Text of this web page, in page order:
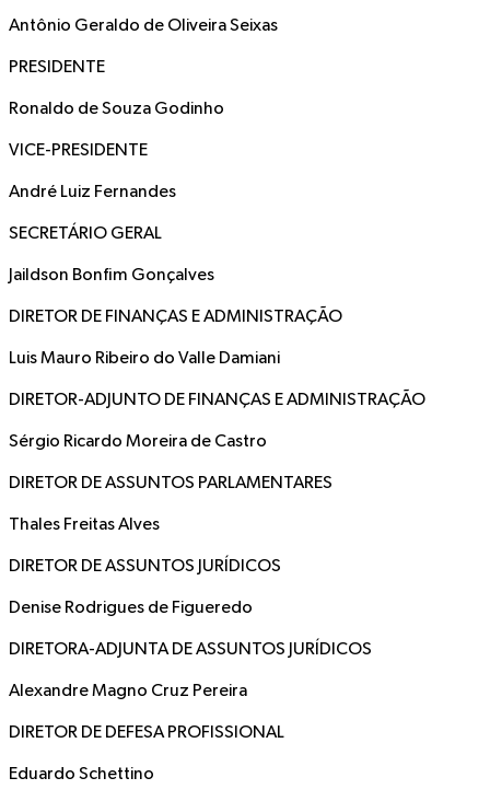
Antônio Geraldo de Oliveira Seixas
PRESIDENTE
Ronaldo de Souza Godinho
VICE-PRESIDENTE
André Luiz Fernandes
SECRETÁRIO GERAL
Jaildson Bonfim Gonçalves
DIRETOR DE FINANÇAS E ADMINISTRAÇÃO
Luis Mauro Ribeiro do Valle Damiani
DIRETOR-ADJUNTO DE FINANÇAS E ADMINISTRAÇÃO
Sérgio Ricardo Moreira de Castro
DIRETOR DE ASSUNTOS PARLAMENTARES
Thales Freitas Alves
DIRETOR DE ASSUNTOS JURÍDICOS
Denise Rodrigues de Figueredo
DIRETORA-ADJUNTA DE ASSUNTOS JURÍDICOS
Alexandre Magno Cruz Pereira
DIRETOR DE DEFESA PROFISSIONAL
Eduardo Schettino